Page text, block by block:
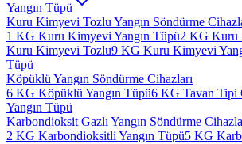
Yangın Tüpü
Kuru Kimyevi Tozlu Yangın Söndürme
1 KG Kuru Kimyevi Yangın Tüpü2 KG Kuru
Kuru Kimyevi Tozlu9 KG Kuru Kimyevi
Tüpü
Köpüklü Yangın Söndürme Cihazları
6 KG Köpüklü Yangın Tüpü6 KG Tavan Tipi
Yangın Tüpü
Karbondioksit Gazlı Yangın Söndürme
2 KG Karbondioksitli Yangın Tüpü5 KG